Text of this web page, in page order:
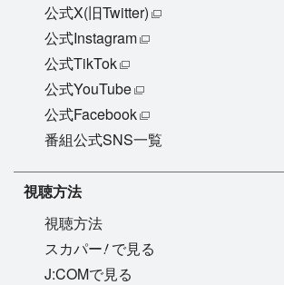
公式X(旧Twitter)
公式Instagram
公式TikTok
公式YouTube
公式Facebook
番組公式SNS一覧
視聴方法
視聴方法
スカパー!で見る
J:COMで見る